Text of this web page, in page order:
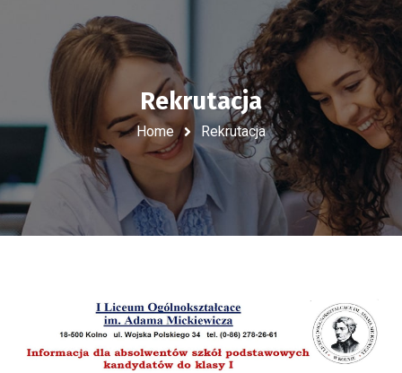
Rekrutacja
Home Rekrutacja